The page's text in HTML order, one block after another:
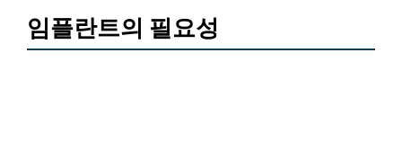
임플란트의 필요성